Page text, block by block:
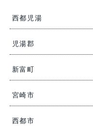
西都児湯
児湯郡
新富町
宮崎市
西都市